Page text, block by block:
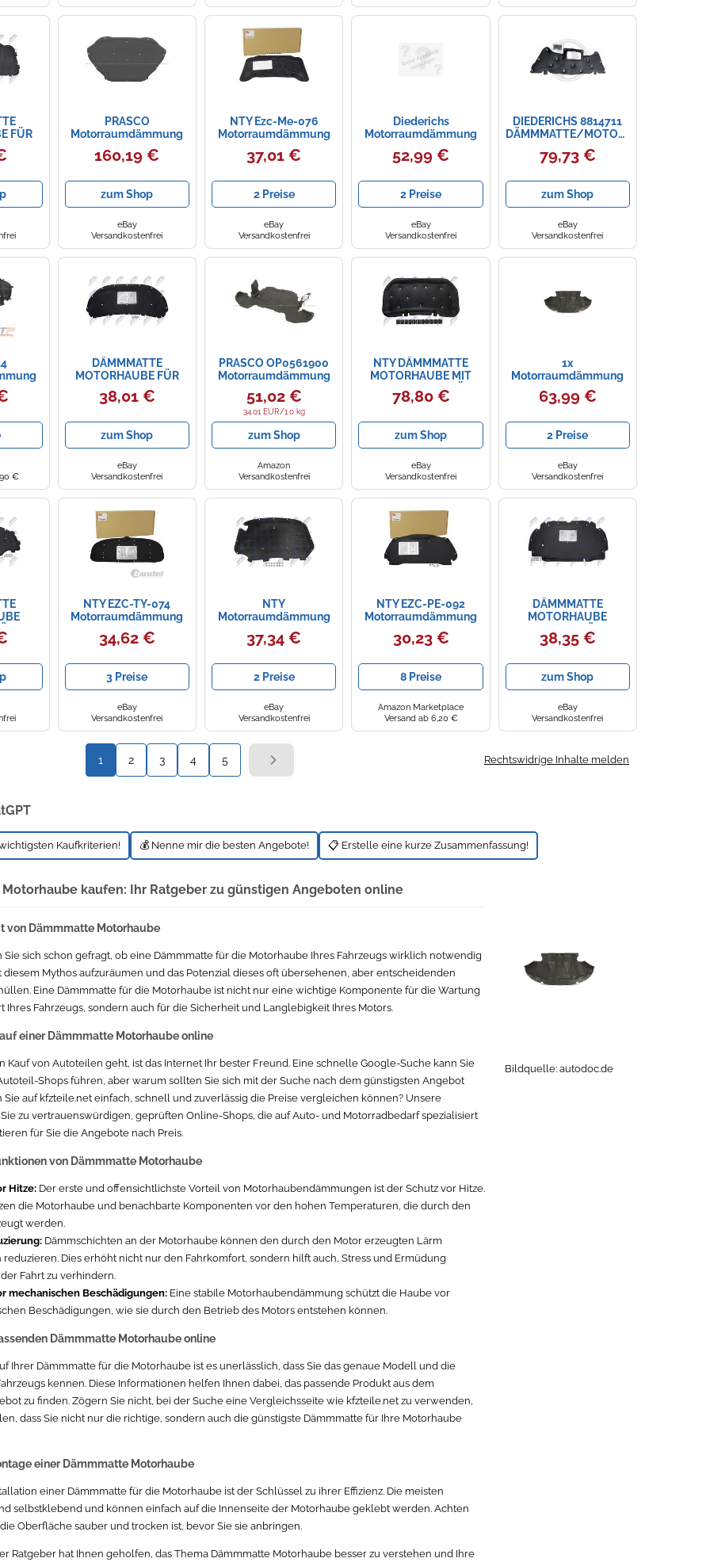
FÜR
PRASCO
Motorraumdämmung
Schalldämmung
Isolierung Dämmmatte
160,19 €
zum Shop
eBay
Versandkostenfrei
NTY Ezc-Me-076
Motorraumdämmung
37,01 €
2 Preise
eBay
Versandkostenfrei
Diederichs
Motorraumdämmung
[Hersteller-Nr. 8816860]
für Mercedes-Benz
52,99 €
2 Preise
eBay
Versandkostenfrei
DIEDERICHS 8814711
DÄMMMATTE/MOTORHAUBE
für FORD
79,73 €
zum Shop
eBay
Versandkostenfrei
€
DÄMMMATTE
MOTORHAUBE FÜR
SKODA
38,01 €
zum Shop
eBay
Versandkostenfrei
PRASCO OP0561900
Motorraumdämmung
Dämmmatte für
Motorhaube
Fahrzeugfront 1,5kg
51,02 €
34.01 EUR/1.0 kg
zum Shop
Amazon
Versandkostenfrei
NTY DÄMMMATTE
MOTORHAUBE MIT
BEFESTIGUNG FÜR
LAND ROVER RANGE
78,80 €
zum Shop
eBay
Versandkostenfrei
1x
Motorraumdämmung
DIEDERICHS 8860460
passend für NISSAN
63,99 €
2 Preise
eBay
Versandkostenfrei
NTY EZC-TY-074
Motorraumdämmung
34,62 €
3 Preise
eBay
Versandkostenfrei
NTY
Motorraumdämmung
EZC-SK-034 mit
Befestigungsmaterial
Kombi 3T5
37,34 €
2 Preise
eBay
Versandkostenfrei
NTY EZC-PE-092
Motorraumdämmung
30,23 €
8 Preise
Amazon Marketplace
Versand ab 6,20 €
DÄMMMATTE
MOTORHAUBE
MOTORRAUMDÄMMUNG
FÜR CITROËN C5 II + III
38,35 €
zum Shop
eBay
Versandkostenfrei
Rechtswidrige Inhalte melden
1 2 3 4 5
Kaufkriterien! 💰 Nenne mir die besten Angebote! 📋 Erstelle eine kurze Zusammenfassung!
Bildquelle: autodoc.de
kaufen: Ihr Ratgeber zu günstigen Angeboten online
von Dämmmatte Motorhaube
sich schon gefragt, ob eine Dämmmatte für die Motorhaube Ihres Fahrzeugs wirklich notwendig
diesem Mythos aufzuräumen und das Potenzial dieses oft übersehenen, aber entscheidenden
Eine Dämmmatte für die Motorhaube ist nicht nur eine wichtige Komponente für die Wartung
Ihres Fahrzeugs, sondern auch für die Sicherheit und Langlebigkeit Ihres Motors.
einer Dämmmatte Motorhaube online
Kauf von Autoteilen geht, ist das Internet Ihr bester Freund. Eine schnelle Google-Suche kann Sie
Shops führen, aber warum sollten Sie sich mit der Suche nach dem günstigsten Angebot
auf kfzteile.net einfach, schnell und zuverlässig die Preise vergleichen können? Unsere
zu vertrauenswürdigen, geprüften Online-Shops, die auf Auto- und Motorradbedarf spezialisiert
für Sie die Angebote nach Preis.
von Dämmmatte Motorhaube
Hitze:Der erste und offensichtlichste Vorteil von Motorhaubendämmungen ist der Schutz vor Hitze.
die Motorhaube und benachbarte Komponenten vor den hohen Temperaturen, die durch den
werden.
Dämmschichten an der Motorhaube können den durch den Motor erzeugten Lärm
Dies erhöht nicht nur den Fahrkomfort, sondern hilft auch, Stress und Ermüdung
Fahrt zu verhindern.
mechanischen Beschädigungen:Eine stabile Motorhaubendämmung schützt die Haube vor
Beschädigungen, wie sie durch den Betrieb des Motors entstehen können.
Dämmmatte Motorhaube online
Ihrer Dämmmatte für die Motorhaube ist es unerlässlich, dass Sie das genaue Modell und die
kennen. Diese Informationen helfen Ihnen dabei, das passende Produkt aus dem
zu finden. Zögern Sie nicht, bei der Suche eine Vergleichsseite wie kfzteile.net zu verwenden,
dass Sie nicht nur die richtige, sondern auch die günstigste Dämmmatte für Ihre Motorhaube
einer Dämmmatte Motorhaube
einer Dämmmatte für die Motorhaube ist der Schlüssel zu ihrer Effizienz. Die meisten
selbstklebend und können einfach auf die Innenseite der Motorhaube geklebt werden. Achten
Oberfläche sauber und trocken ist, bevor Sie sie anbringen.
Ratgeber hat Ihnen geholfen, das Thema Dämmmatte Motorhaube besser zu verstehen und Ihre